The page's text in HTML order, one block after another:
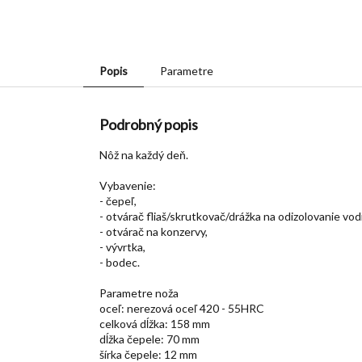
Popis Parametre
Podrobný popis
Nôž na každý deň.
Vybavenie:
- čepeľ,
- otvárač fliaš/skrutkovač/drážka na odizolovanie
- otvárač na konzervy,
- vývrtka,
- bodec.
Parametre noža
oceľ: nerezová oceľ 420 - 55HRC
celková dĺžka: 158 mm
dĺžka čepele: 70 mm
šírka čepele: 12 mm